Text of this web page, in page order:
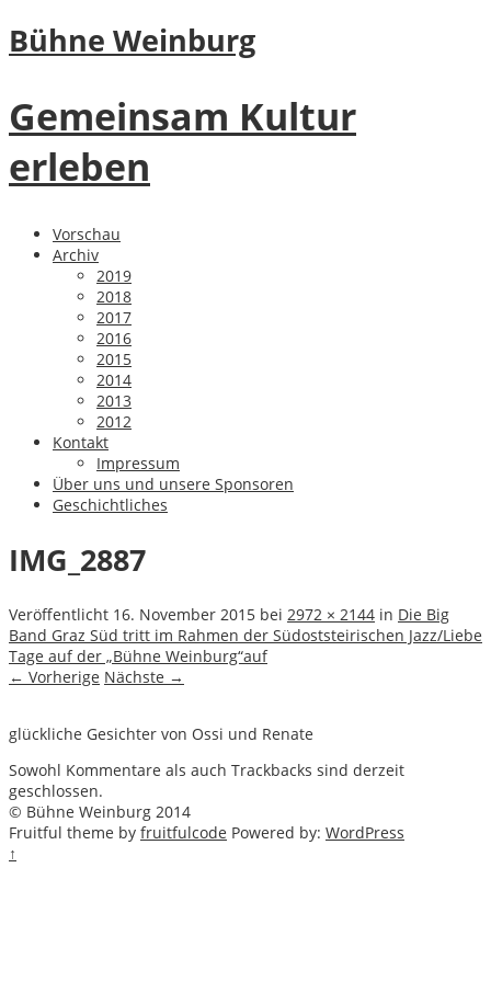
Bühne Weinburg
Gemeinsam Kultur
erleben
Vorschau
Archiv
2019
2018
2017
2016
2015
2014
2013
2012
Kontakt
Impressum
Über uns und unsere Sponsoren
Geschichtliches
IMG_2887
Veröffentlicht 16. November 2015 bei 2972 × 2144 in Die Big
Band Graz Süd tritt im Rahmen der Südoststeirischen Jazz/Liebe
Tage auf der „Bühne Weinburg“auf
← Vorherige Nächste →
glückliche Gesichter von Ossi und Renate
Sowohl Kommentare als auch Trackbacks sind derzeit
geschlossen.
© Bühne Weinburg 2014
Fruitful theme by fruitfulcode Powered by: WordPress
↑